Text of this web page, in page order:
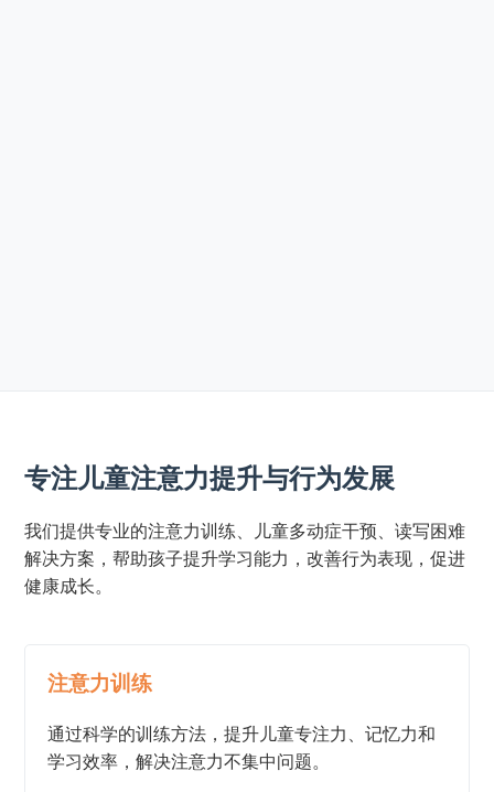
专注儿童注意力提升与行为发展
我们提供专业的注意力训练、儿童多动症干预、读写困难
解决方案，帮助孩子提升学习能力，改善行为表现，促进
健康成长。
注意力训练
通过科学的训练方法，提升儿童专注力、记忆力和
学习效率，解决注意力不集中问题。